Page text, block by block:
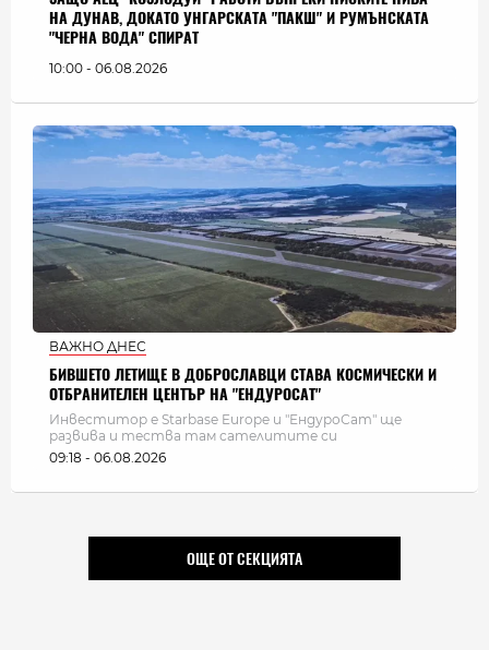
НА ДУНАВ, ДОКАТО УНГАРСКАТА "ПАКШ" И РУМЪНСКАТА
"ЧЕРНА ВОДА" СПИРАТ
10:00 - 06.08.2026
ВАЖНО ДНЕС
БИВШЕТО ЛЕТИЩЕ В ДОБРОСЛАВЦИ СТАВА КОСМИЧЕСКИ И
ОТБРАНИТЕЛЕН ЦЕНТЪР НА "ЕНДУРОСАТ"
Инвеститор е Starbase Europe и "ЕндуроСат" ще
развива и тества там сателитите си
09:18 - 06.08.2026
ОЩЕ ОТ СЕКЦИЯТА